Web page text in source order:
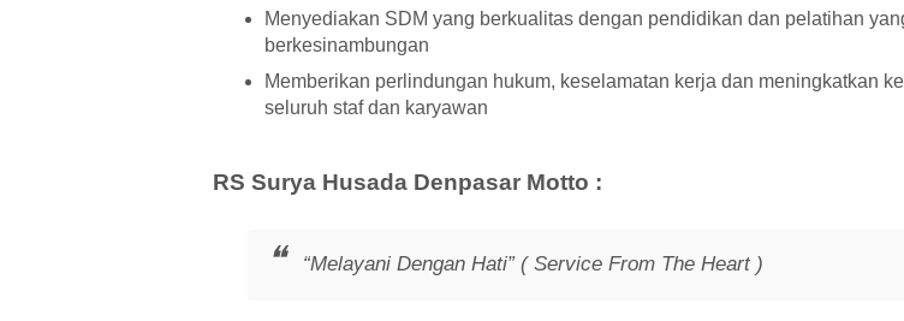
Menyediakan SDM yang berkualitas dengan pendidikan dan pelatihan
berkesinambungan
Memberikan perlindungan hukum, keselamatan kerja dan meningkatkan
seluruh staf dan karyawan
RS Surya Husada Denpasar Motto :
“Melayani Dengan Hati” ( Service From The Heart )